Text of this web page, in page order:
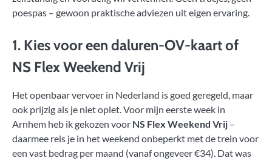
poespas – gewoon praktische adviezen uit eigen ervaring.
1. Kies voor een daluren-OV-kaart of
NS Flex Weekend Vrij
Het openbaar vervoer in Nederland is goed geregeld, maar
ook prijzig als je niet oplet. Voor mijn eerste week in
Arnhem heb ik gekozen voor NS Flex Weekend Vrij –
daarmee reis je in het weekend onbeperkt met de trein voor
een vast bedrag per maand (vanaf ongeveer €34). Dat was